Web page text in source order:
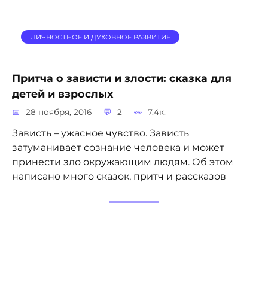
ЛИЧНОСТНОЕ И ДУХОВНОЕ РАЗВИТИЕ
Притча о зависти и злости: сказка для
детей и взрослых
28 ноября, 2016 2 7.4к.
Зависть – ужасное чувство. Зависть
затуманивает сознание человека и может
принести зло окружающим людям. Об этом
написано много сказок, притч и рассказов